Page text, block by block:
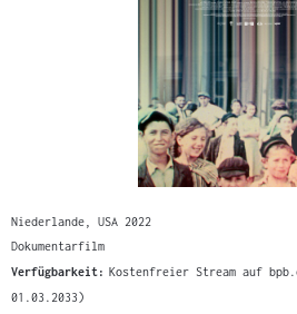
Niederlande, USA 2022
Dokumentarfilm
Verfügbarkeit: Kostenfreier Stream auf
01.03.2033)